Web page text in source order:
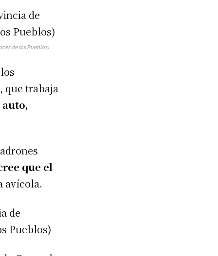
de los Pueblos)
que trabaja
que el
avícola.